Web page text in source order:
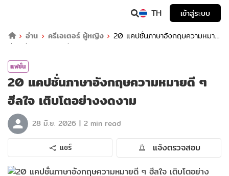
TH
เข้าสู่ระบบ
อ่าน
ครีเอเตอร์ ผู้หญิง
20 แคปชั่นภาษาอังกฤษความหมาย
ดี ๆ ฮีลใจ เติบโตอย่างงดงาม
แฟชั่น
20 แคปชั่นภาษาอังกฤษความหมายดี ๆ
ฮีลใจ เติบโตอย่างงดงาม
28 มิ.ย. 2026 | 2 min read
แชร์ แจ้งตรวจสอบ